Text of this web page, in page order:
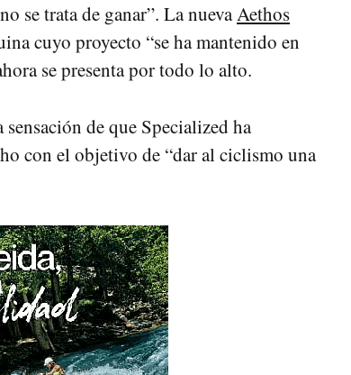
se trata de ganar”. La nuevaAethos
cuyo proyecto “se ha mantenido en
se presenta por todo lo alto.
de que Specialized ha
con el objetivo de “dar al ciclismo una